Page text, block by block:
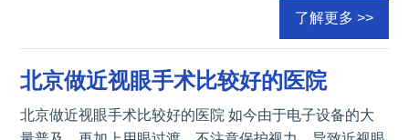
了解更多 >>
北京做近视眼手术比较好的医院
北京做近视眼手术比较好的医院 如今由于电子设备的大